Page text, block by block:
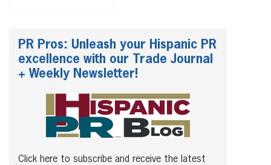
PR Pros: Unleash your Hispanic PR
excellence with our Trade Journal
+ Weekly Newsletter!
Click here to subscribe and receive the latest